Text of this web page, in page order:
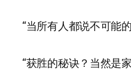
“当所有人都说不可能
“获胜的秘诀？当然是